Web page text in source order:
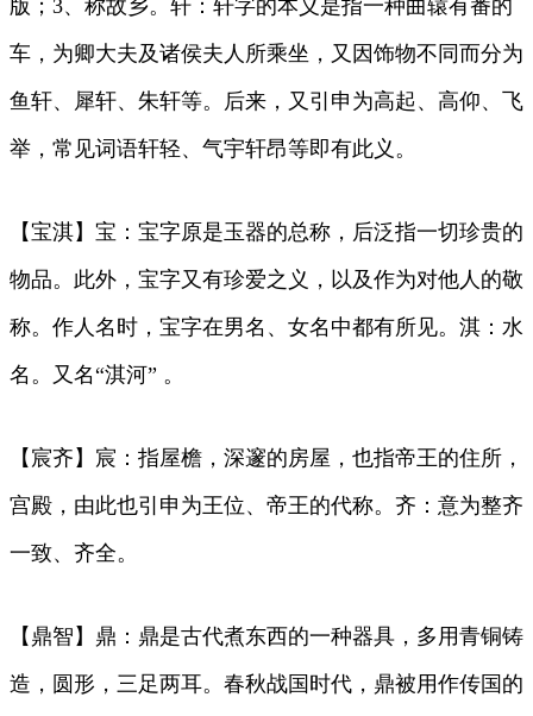
版；3、称故乡。轩：轩字的本义是指一种曲辕有番的
车，为卿大夫及诸侯夫人所乘坐，又因饰物不同而分为
鱼轩、犀轩、朱轩等。后来，又引申为高起、高仰、飞
举，常见词语轩轻、气宇轩昂等即有此义。
【宝淇】宝：宝字原是玉器的总称，后泛指一切珍贵的
物品。此外，宝字又有珍爱之义，以及作为对他人的敬
称。作人名时，宝字在男名、女名中都有所见。淇：水
名。又名“淇河” 。
【宸齐】宸：指屋檐，深邃的房屋，也指帝王的住所，
宫殿，由此也引申为王位、帝王的代称。齐：意为整齐
一致、齐全。
【鼎智】鼎：鼎是古代煮东西的一种器具，多用青铜铸
造，圆形，三足两耳。春秋战国时代，鼎被用作传国的